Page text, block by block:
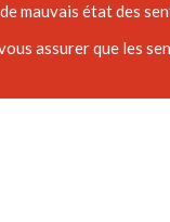
mauvais état des
assurer que les